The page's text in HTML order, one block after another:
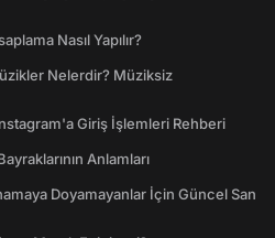
Nasıl Yapılır?
Nelerdir? Müziksiz
Giriş İşlemleri Rehberi
Anlamları
Doyamayanlar İçin Güncel San